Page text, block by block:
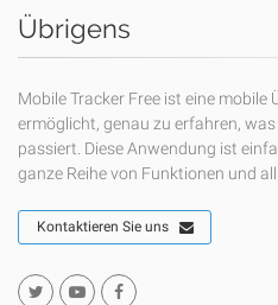
Übrigens
Mobile Tracker Free ist eine mobile
ermöglicht, genau zu erfahren,
passiert. Diese Anwendung ist
ganze Reihe von Funktionen und
Kontaktieren Sie uns